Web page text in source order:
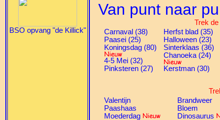
BSO opvang "de Killick"
Van punt naar
Trek
Carnaval (38)
Paasei (25)
Koningsdag (80)
4-5 Mei (32)
Pinksteren (27)
Herfst blad (35)
Halloween (23)
Sinterklaas (36)
Chanoeka (24)
Kerstman (30)
Valentijn
Paashaas
Moederdag
Brandweer
Bloem
Dinosaurus